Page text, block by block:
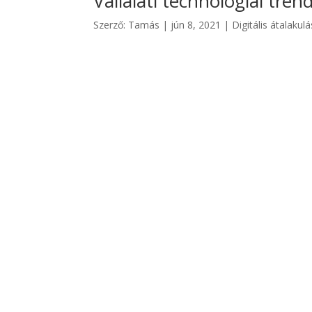
Szerző: Tamás | jún 8, 2021 | Digitális